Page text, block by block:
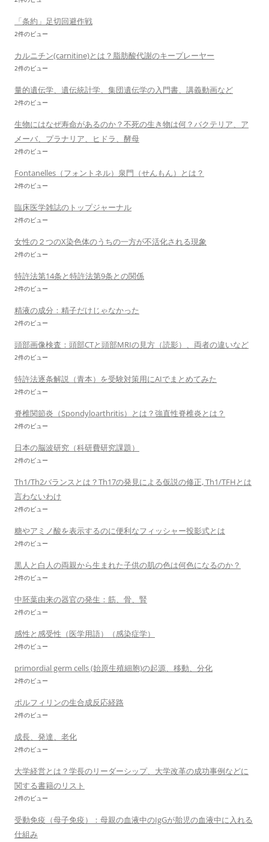
「条約」足切回避作戦
2件のビュー
カルニチン(carnitine)とは？脂肪酸代謝のキープレーヤー
2件のビュー
量的遺伝学、遺伝統計学、集団遺伝学の入門書、講義動画など
2件のビュー
生物にはなぜ寿命があるのか？不死の生き物は何？バクテリア、ア
メーバ、プラナリア、ヒドラ、酵母
2件のビュー
Fontanelles（フォントネル）泉門（せんもん）とは？
2件のビュー
臨床医学雑誌のトップジャーナル
2件のビュー
女性の２つのX染色体のうちの一方が不活化される現象
2件のビュー
特許法第14条と特許法第9条との関係
2件のビュー
精液の成分：精子だけじゃなかった
2件のビュー
頭部画像検査：頭部CTと頭部MRIの見方（読影）、両者の違いなど
2件のビュー
特許法逐条解説（青本）を受験対策用にAIでまとめてみた
2件のビュー
脊椎関節炎（Spondyloarthritis）とは？強直性脊椎炎とは？
2件のビュー
日本の脳波研究（科研費研究課題）
2件のビュー
Th1/Th2バランスとは？Th17の発見による仮説の修正, Th1/TFHとは
言わないわけ
2件のビュー
糖やアミノ酸を表示するのに便利なフィッシャー投影式とは
2件のビュー
黒人と白人の両親から生まれた子供の肌の色は何色になるのか？
2件のビュー
中胚葉由来の器官の発生：筋、骨、腎
2件のビュー
感性と感受性（医学用語）（感染症学）
2件のビュー
primordial germ cells (始原生殖細胞)の起源、移動、分化
2件のビュー
ポルフィリンの生合成反応経路
2件のビュー
成長、発達、老化
2件のビュー
大学経営とは？学長のリーダーシップ、大学改革の成功事例などに
関する書籍のリスト
2件のビュー
受動免疫（母子免疫）：母親の血液中のIgGが胎児の血液中に入れる
仕組み